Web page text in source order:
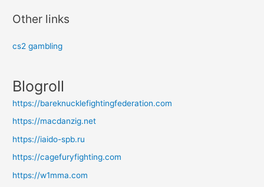
Other links
cs2 gambling
Blogroll
https://bareknucklefightingfederation.com
https://macdanzig.net
https://iaido-spb.ru
https://cagefuryfighting.com
https://w1mma.com